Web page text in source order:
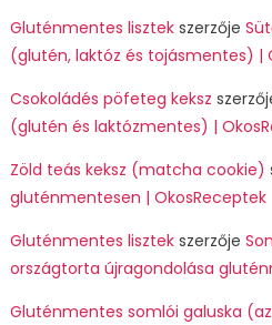
Gluténmentes lisztekszerzője
(glutén, laktóz és tojásmentes) |
Csokoládés pöfeteg keksz
(glutén és laktózmentes) |
Zöld teás keksz (matcha cookie)
gluténmentesen | OkosReceptek
Gluténmentes lisztekszerzője
országtorta újragondolása
Gluténmentes somlói galuska